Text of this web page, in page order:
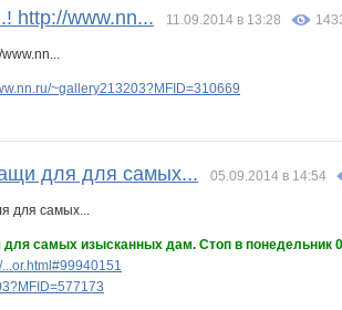
http://www.nn... 11.09.2014 в 13:28
~gallery213203?MFID=310669
для для самых... 05.09.2014 в 14:54
самых изысканных дам. Стоп в понедельник